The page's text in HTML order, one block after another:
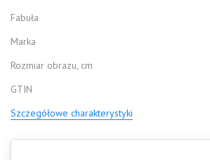
Fabuła
Marka
Rozmiar obrazu, cm
GTIN
Szczegółowe charakterystyki